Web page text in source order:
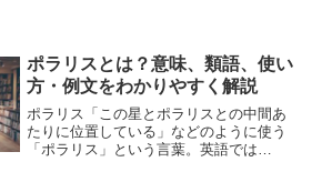
ポラリスとは？意味、類語、使い
方・例文をわかりやすく解説
ポラリス「この星とポラリスとの中間あ
たりに位置している」などのように使う
「ポラリス」という言葉。英語では